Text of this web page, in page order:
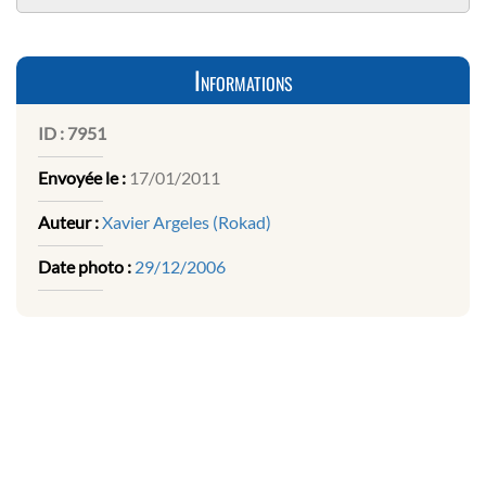
Informations
ID : 7951
Envoyée le : 17/01/2011
Auteur :Xavier Argeles (Rokad)
Date photo : 29/12/2006